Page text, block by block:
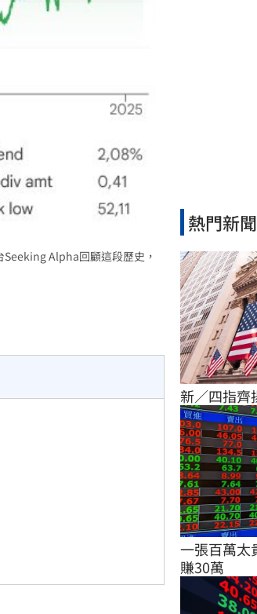
Alpha回顧這段歷史，
熱門新聞
新／四指齊
一張百萬太
賺30萬